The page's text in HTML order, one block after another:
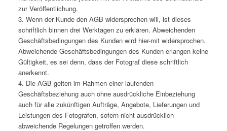
zur Veröffentlichung.
3. Wenn der Kunde den AGB widersprechen will, ist dieses
schriftlich binnen drei Werktagen zu erklären. Abweichenden
Geschäftsbedingungen des Kunden wird hier-mit widersprochen.
Abweichende Geschäftsbedingungen des Kunden erlangen keine
Gültigkeit, es sei denn, dass der Fotograf diese schriftlich
anerkennt.
4. Die AGB gelten im Rahmen einer laufenden
Geschäftsbeziehung auch ohne ausdrückliche Einbeziehung
auch für alle zukünftigen Aufträge, Angebote, Lieferungen und
Leistungen des Fotografen, sofern nicht ausdrücklich
abweichende Regelungen getroffen werden.